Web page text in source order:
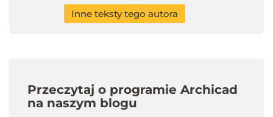
Inne teksty tego autora
Przeczytaj o programie Archicad
na naszym blogu